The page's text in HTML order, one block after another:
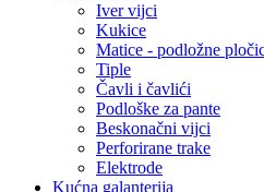
Iver vijci
Kukice
Matice - podložne
Tiple
Čavli i čavlići
Podloške za pante
Beskonačni vijci
Perforirane trake
Elektrode
Kućna galanterija